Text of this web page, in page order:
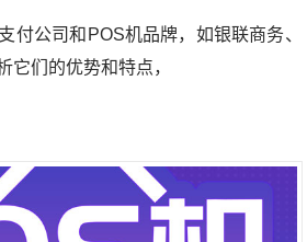
付公司和POS机品牌，如银联商务、
它们的优势和特点，